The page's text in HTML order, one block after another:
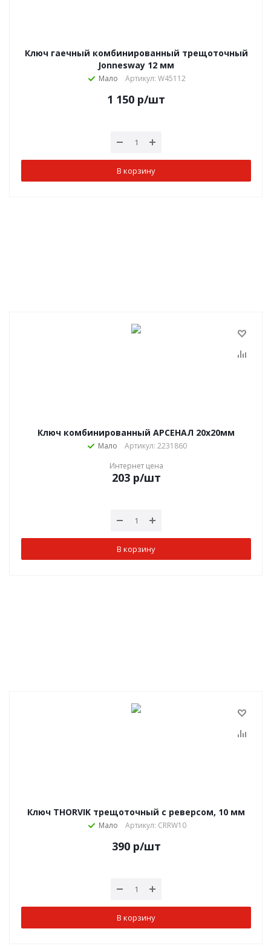
Ключ гаечный комбинированный трещоточный
Jonnesway 12 мм
Мало Артикул: W45112
1 150 р/шт
В корзину
Ключ комбинированный АРСЕНАЛ 20х20мм
Мало
Артикул: 2231860
Интернет цена
203р/шт
В корзину
Ключ THORVIK трещоточный с реверсом, 10 мм
Мало Артикул: CRRW10
390р/шт
В корзину